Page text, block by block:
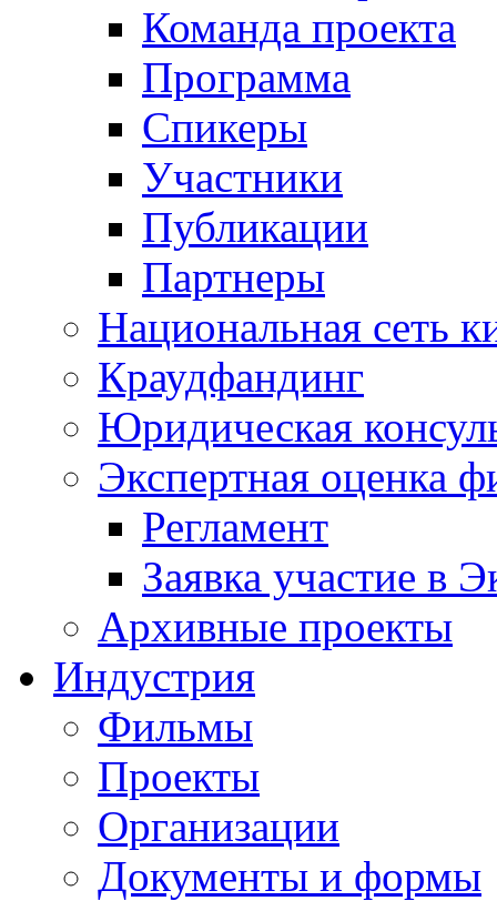
Команда проекта
Программа
Спикеры
Участники
Публикации
Партнеры
Национальная сеть
Краудфандинг
Юридическая
Экспертная оценка
Регламент
Заявка участие в
Архивные проекты
Индустрия
Фильмы
Проекты
Организации
Документы и формы